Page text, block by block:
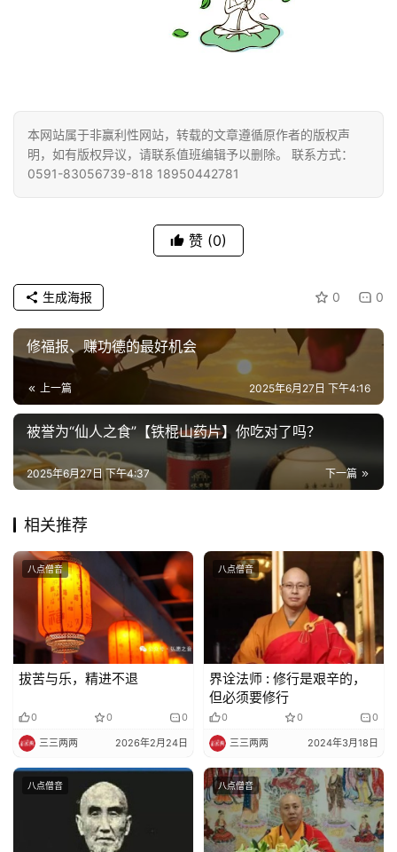
物
视
频
录
教
艺
政
策
免
声
明
登录 注册
本网站属于非赢利性网站，转载的文章遵循原作者的版权声
明，如有版权异议，请联系值班编辑予以删除。 联系方式：
0591-83056739-818 18950442781
赞 (0)
0 0
生成海报
修福报、赚功德的最好机会
上一篇 2025年6月27日 下午4:16
被誉为“仙人之食”【铁棍山药片】你吃对了吗？
下一篇
2025年6月27日 下午4:37
相关推荐
八点僧音
拔苦与乐，精进不退
0 0 0
三三两两 2026年2月24日
八点僧音
界诠法师 : 修行是艰辛的，
但必须要修行
0 0 0
三三两两 2024年3月18日
八点僧音 八点僧音